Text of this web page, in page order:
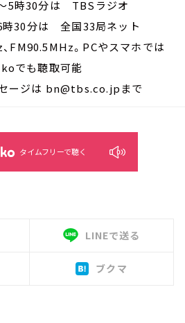
5時30分は TBSラジオ
時30分は 全国33局ネット
FM90.5MHz。PCやスマホでは
でも聴取可能
ージは bn@tbs.co.jpまで
タイムフリーで聴く
LINEで送る
ブクマ